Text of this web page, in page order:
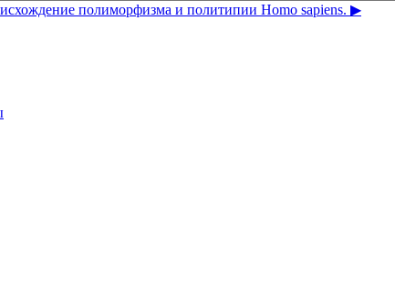
полиморфизма и политипии Homo sapiens. ▶︎